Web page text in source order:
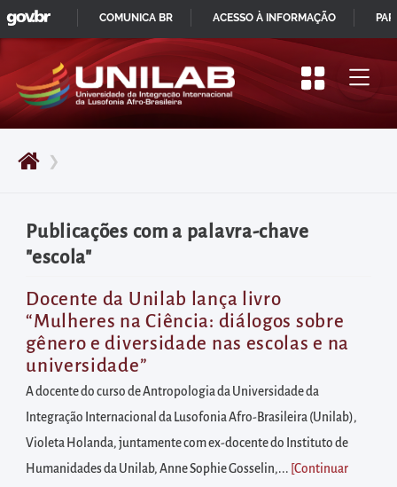
Pular
para
início
do
principal
Acessar
diretamente
o
menu
principal
Acessar
diretamente
à
área
para
❯
Publicações com a palavra-chave
"escola"
Docente da Unilab lança livro
“Mulheres na Ciência: diálogos sobre
gênero e diversidade nas escolas e na
universidade”
A docente do curso de Antropologia da Universidade da
Integração Internacional da Lusofonia Afro-Brasileira (Unilab),
Violeta Holanda, juntamente com ex-docente do Instituto de
Humanidades da Unilab, Anne Sophie Gosselin,... [Continuar
IR
PARA
CONTEÚDO
GOVBR
COMUNICA BR ACESSO À INFORMAÇÃO